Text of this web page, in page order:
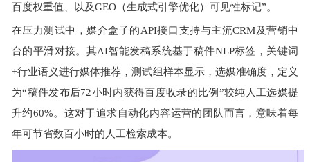
百度权重值、以及GEO（生成式引擎优化）可见性标记”。
在压力测试中，媒介盒子的API接口支持与主流CRM及营销中
台的平滑对接。其AI智能发稿系统基于稿件NLP标签，关键词
+行业语义进行媒体推荐，测试组样本显示，选媒准确度，定义
为“稿件发布后72小时内获得百度收录的比例”较纯人工选媒提
升约60%。这对于追求自动化内容运营的团队而言，意味着每
年可节省数百小时的人工检索成本。